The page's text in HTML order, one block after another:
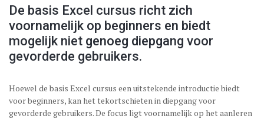
De basis Excel cursus richt zich
voornamelijk op beginners en biedt
mogelijk niet genoeg diepgang voor
gevorderde gebruikers.
Hoewel de basis Excel cursus een uitstekende introductie biedt
voor beginners, kan het tekortschieten in diepgang voor
gevorderde gebruikers. De focus ligt voornamelijk op het aanleren